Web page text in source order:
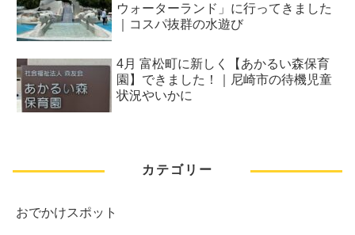
ウォーターランド」に行ってきました
｜コスパ抜群の水遊び
4月 富松町に新しく【あかるい森保育
園】できました！｜尼崎市の待機児童
状況やいかに
カテゴリー
おでかけスポット